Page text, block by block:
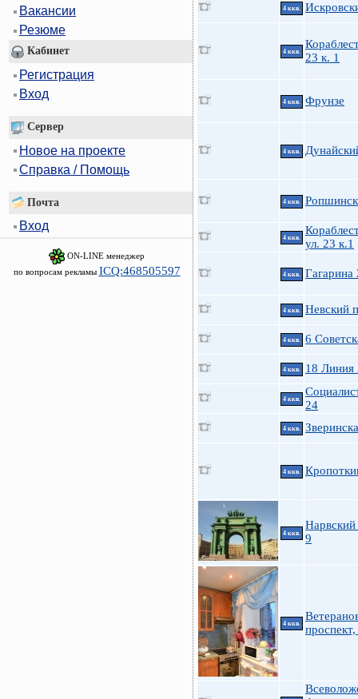
Вакансии
Резюме
Кабинет
Регистрация
Вход
Сервер
Новое на проекте
Справка / Помощь
Почта
Вход
ON-LINE менеджер
по вопросам рекламы ICQ:468505597
4 ккв.
4 ккв.
23 к. 1
4 ккв. Фрунзе
4 ккв.
4 ккв.
4 ккв.
ул. 23 к.1
4 ккв. Гагарина
4 ккв. Невский
4 ккв. 6
4 ккв. 18 Линия
4 ккв.
24
4 ккв.
4 ккв.
4 ккв.
9
4 ккв.